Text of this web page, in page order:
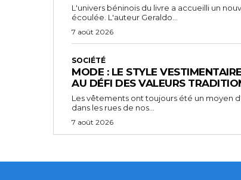
L'univers béninois du livre a accueilli un
écoulée. L'auteur Geraldo...
7 août 2026
SOCIÉTÉ
MODE : LE STYLE
AU DÉFI DES VALEURS
Les vêtements ont toujours été un moyen
dans les rues de nos...
7 août 2026